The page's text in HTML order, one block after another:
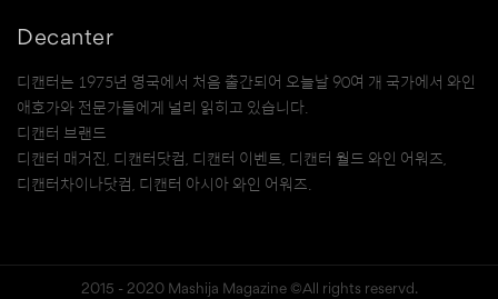
Decanter
디캔터는 1975년 영국에서 처음 출간되어 오늘날 90여 개 국가에서 와인
애호가와 전문가들에게 널리 읽히고 있습니다.
디캔터 브랜드
디캔터 매거진, 디캔터닷컴, 디캔터 이벤트, 디캔터 월드 와인 어워즈,
디캔터차이나닷컴, 디캔터 아시아 와인 어워즈.
2015 - 2020 Mashija Magazine ©All rights reservd.